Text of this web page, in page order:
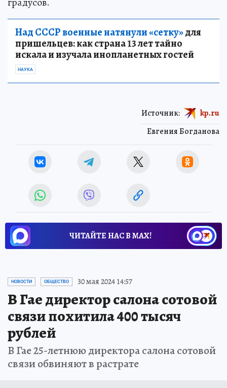
Над СССР военные натянули «сетку»для
пришельцев: как страна 13 лет тайно
искала и изучала инопланетных гостей
НАУКА
Евгения Богданова
Источник: kp.ru
ЧИТАЙТЕ НАС В МАХ!
НОВОСТИ ОБЩЕСТВО 30 мая 2024 14:57
В Гае директор салона сотовой
связи похитила 400 тысяч
рублей
В Гае 25-летнюю директора салона сотовой
связи обвиняют в растрате